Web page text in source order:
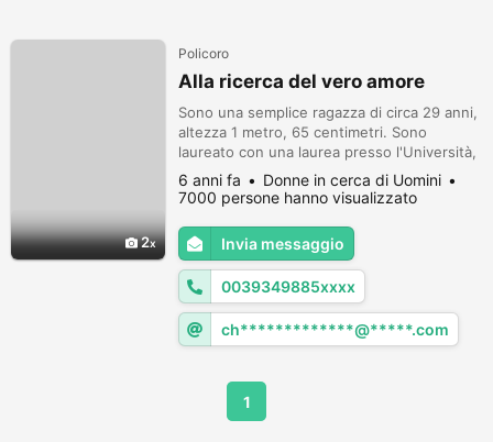
2
Policoro
Alla ricerca del vero amore
Sono una semplice ragazza di circa 29 anni,
altezza 1 metro, 65 centimetri. Sono
laureato con una laurea presso l'Università,
solo bisogno di un premuroso, affettuoso,
uomo onesto e molto responsabile che
desiderano un giorno sistemarsi con i
bambini.
6 anni fa
Donne in cerca di Uomini
7000 persone hanno visualizzato
Invia messaggio
0039349885xxxx
ch*************@*****.com
1